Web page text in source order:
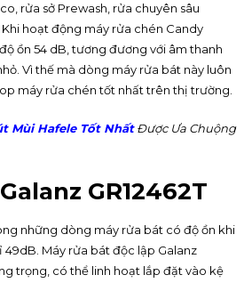
rửa sở Prewash, rửa chuyên sâu
hoạt động máy rửa chén Candy
ồn 54 dB, tương đương với âm thanh
Vì thế mà dòng máy rửa bát này luôn
máy rửa chén tốt nhất trên thị trường.
Mùi Hafele Tốt NhấtĐược Ưa Chuộng
GR12462T
những dòng máy rửa bát có độ ồn khi
Máy rửa bát độc lập Galanz
trọng, có thể linh hoạt lắp đặt vào kệ